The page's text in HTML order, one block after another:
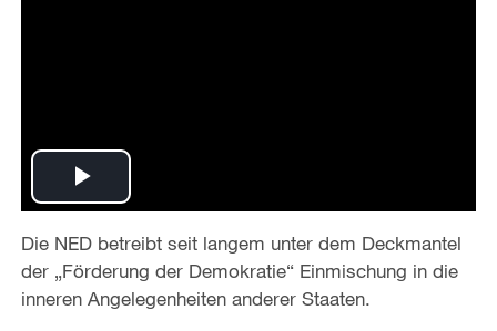
P
l
a
Die NED betreibt seit langem unter dem Deckmantel
der „Förderung der Demokratie“ Einmischung in die
inneren Angelegenheiten anderer Staaten.